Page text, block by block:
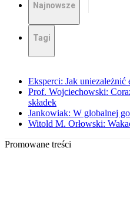
Najnowsze
Tagi
Eksperci: Jak uniezależnić
Prof. Wojciechowski:
składek
Jankowiak: W globalnej
Witold M. Orłowski:
Promowane treści